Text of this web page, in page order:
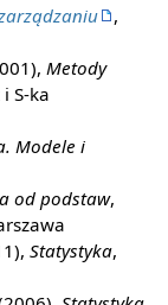
,
Metody
S-ka
Modele i
od podstaw,
Statystyka,